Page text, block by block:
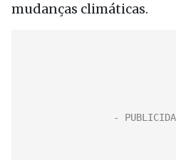
mudanças climáticas.